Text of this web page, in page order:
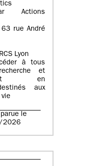
Actions
rue André
Lyon
à tous
et
en
aux
le